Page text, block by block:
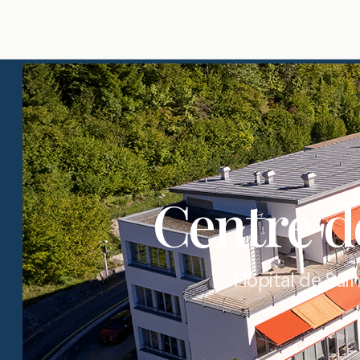
Centre
Hôpital de